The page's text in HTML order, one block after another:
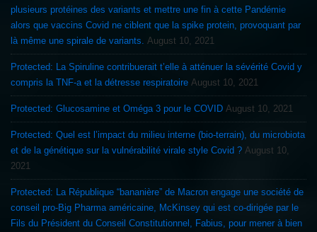
plusieurs protéines des variants et mettre une fin à cette Pandémie
alors que vaccins Covid ne ciblent que la spike protein, provoquant par
là même une spirale de variants.
August 10, 2021
Protected: La Spiruline contribuerait t’elle à atténuer la sévérité Covid y
compris la TNF-a et la détresse respiratoire August 10, 2021
Protected: Glucosamine et Oméga 3 pour le COVID August 10, 2021
Protected: Quel est l’impact du milieu interne (bio-terrain), du microbiota
et de la génétique sur la vulnérabilité virale style Covid ? August 10,
2021
Protected: La République “bananière” de Macron engage une société de
conseil pro-Big Pharma américaine, McKinsey qui est co-dirigée par le
Fils du Président du Conseil Constitutionnel, Fabius, pour mener à bien